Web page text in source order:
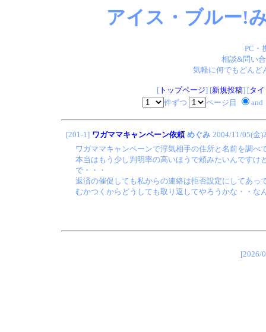
アイス・ブルー!
PC・
相談&問い
気軽に何でもどん
[トップページ] [新規投稿] [タ
件ずつ
ページ目 and
[201-1] ワガママキャンペーン依頼 めぐみ 2004/11/05(金
ワガママキャンペーンで浮気相手の住所と名前を調べ
本当はもう少し判明率の高いほうで頼みたいんです
で・・・
返済の催促しても私からの連絡は拒否設定にしてあっ
むかつくからどうしても取り返してやろうかな・・な
[2026/